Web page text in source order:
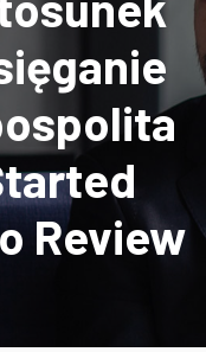
Review